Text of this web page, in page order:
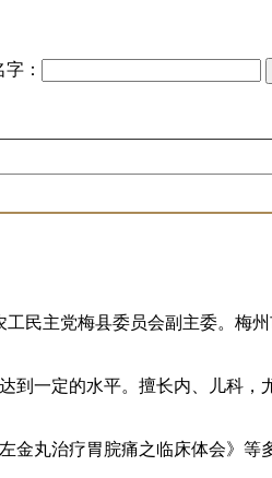
：
民主党梅县委员会副主委。梅
一定的水平。擅长内、儿科
金丸治疗胃脘痛之临床体会》等